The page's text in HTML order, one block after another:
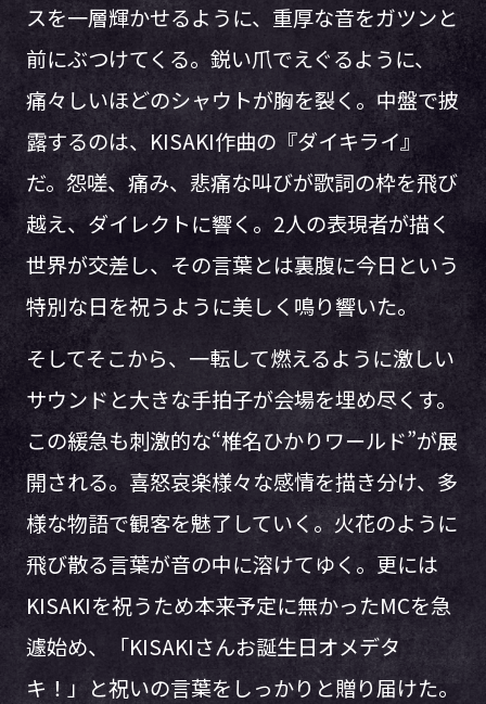
スを一層輝かせるように、重厚な音をガツンと
前にぶつけてくる。鋭い爪でえぐるように、
痛々しいほどのシャウトが胸を裂く。中盤で披
露するのは、KISAKI作曲の『ダイキライ』
だ。怨嗟、痛み、悲痛な叫びが歌詞の枠を飛び
越え、ダイレクトに響く。2人の表現者が描く
世界が交差し、その言葉とは裏腹に今日という
特別な日を祝うように美しく鳴り響いた。
そしてそこから、一転して燃えるように激しい
サウンドと大きな手拍子が会場を埋め尽くす。
この緩急も刺激的な“椎名ひかりワールド”が展
開される。喜怒哀楽様々な感情を描き分け、多
様な物語で観客を魅了していく。火花のように
飛び散る言葉が音の中に溶けてゆく。更には
KISAKIを祝うため本来予定に無かったMCを急
遽始め、「KISAKIさんお誕生日オメデタ
キ！」と祝いの言葉をしっかりと贈り届けた。